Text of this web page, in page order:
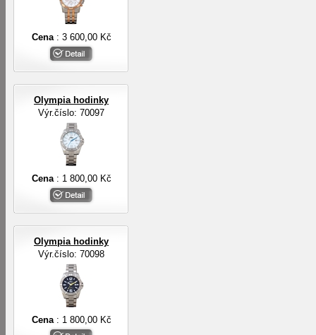
Cena : 3 600,00 Kč
Olympia hodinky
Výr.číslo: 70097
Cena : 1 800,00 Kč
Olympia hodinky
Výr.číslo: 70098
Cena : 1 800,00 Kč